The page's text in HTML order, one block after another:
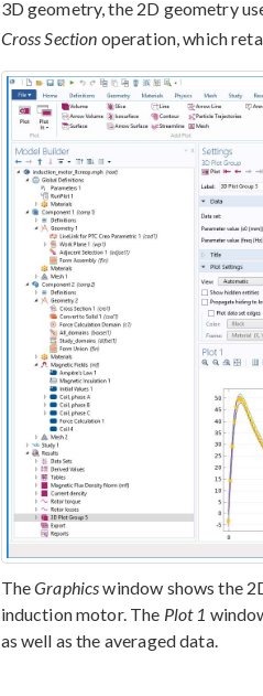
3D geometry, the 2D geometry
Cross Section operation, which
TheGraphicswindow shows the
induction motor. The Plot 1
as well as the averaged data.